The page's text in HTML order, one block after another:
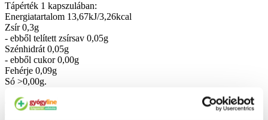
Tápérték 1 kapszulában:
Energiatartalom 13,67kJ/3,26kcal
Zsír 0,3g
- ebből telített zsírsav 0,05g
Szénhidrát 0,05g
- ebből cukor 0,00g
Fehérje 0,09g
Só >0,00g.
Összetevők:
extra szűz olívaolaj (65,5%), zselatin, nedvesítőszer (glicerin), víz,